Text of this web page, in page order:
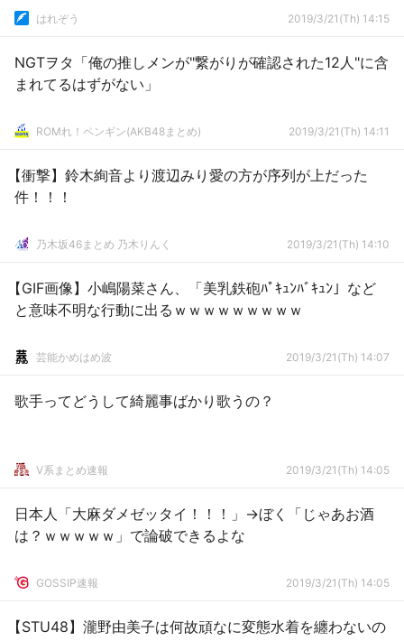
はれぞう 2019/3/21(Th) 14:15
NGTヲタ「俺の推しメンが"繋がりが確認された12人"に含
まれてるはずがない」
ROMれ！ペンギン(AKB48まとめ) 2019/3/21(Th) 14:11
【衝撃】鈴木絢音より渡辺みり愛の方が序列が上だった
件！！！
乃木坂46まとめ 乃木りんく 2019/3/21(Th) 14:10
【GIF画像】小嶋陽菜さん、「美乳鉄砲ﾊﾟｷｭﾝﾊﾞｷｭﾝ」など
と意味不明な行動に出るｗｗｗｗｗｗｗｗｗ
芸能かめはめ波 2019/3/21(Th) 14:07
歌手ってどうして綺麗事ばかり歌うの？
V系まとめ速報 2019/3/21(Th) 14:05
日本人「大麻ダメゼッタイ！！！」→ぼく「じゃあお酒
は？ｗｗｗｗｗ」で論破できるよな
GOSSIP速報 2019/3/21(Th) 14:05
【STU48】瀧野由美子は何故頑なに変態水着を纏わないの